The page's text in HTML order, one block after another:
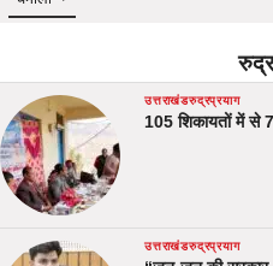
उत्तराखंडरुद्रप्रयाग
105 शिकायतों में से
उत्तराखंडरुद्रप्रयाग